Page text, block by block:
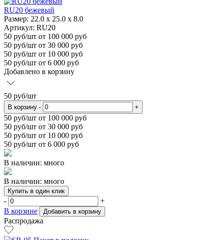
RU20 бежевый
Размер: 22.0 х 25.0 х 8.0
Артикул: RU20
50 руб/шт от 100 000 руб
50 руб/шт от 30 000 руб
50 руб/шт от 10 000 руб
50 руб/шт от 6 000 руб
Добавлено в корзину
50 руб/шт
В корзину - +
50 руб/шт от 100 000 руб
50 руб/шт от 30 000 руб
50 руб/шт от 10 000 руб
50 руб/шт от 6 000 руб
В наличии: много
В наличии: много
Купить в один клик
-
+
В корзине
Добавить в корзину
Распродажа